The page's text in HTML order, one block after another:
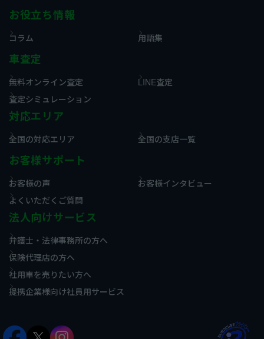
お役立ち情報
コラム 用語集
車査定
無料オンライン査定
LINE査定
査定シミュレーション
対応エリア
全国の対応エリア 全国の支店一覧
お客様サポート
お客様の声
お客様インタビュー
よくいただくご質問
法人向けサービス
弁護士・法律事務所の方へ
保険代理店の方へ
社用車を売りたい方へ
提携企業様向け社員用サービス